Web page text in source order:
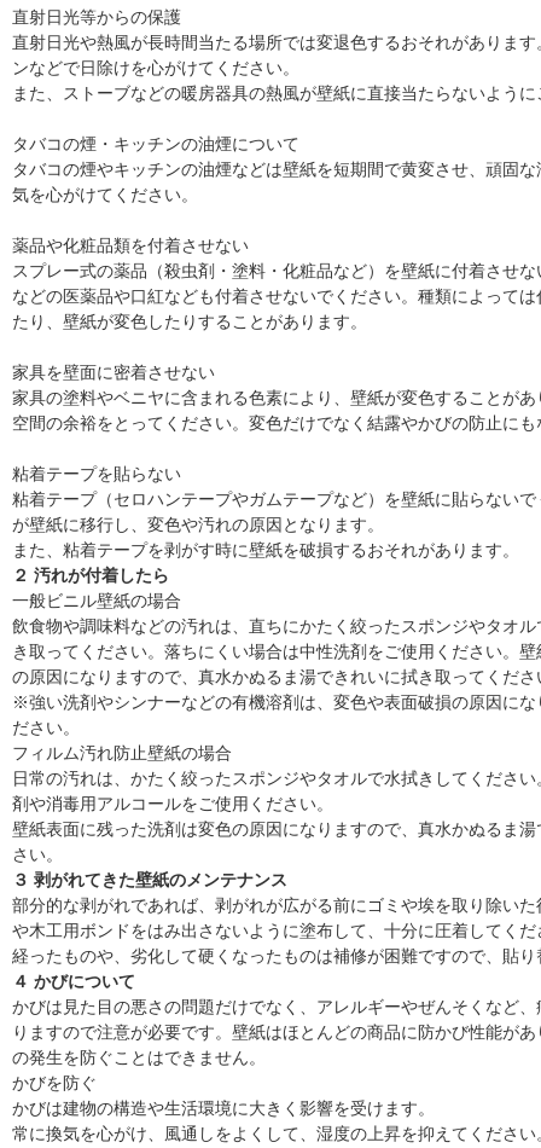
直射日光等からの保護
直射日光や熱風が長時間当たる場所では変退色するおそれがありま
ンなどで日除けを心がけてください。
また、ストーブなどの暖房器具の熱風が壁紙に直接当たらないよう
タバコの煙・キッチンの油煙について
タバコの煙やキッチンの油煙などは壁紙を短期間で黄変させ、頑固
気を心がけてください。
薬品や化粧品類を付着させない
スプレー式の薬品（殺虫剤・塗料・化粧品など）を壁紙に付着させ
などの医薬品や口紅なども付着させないでください。種類によって
たり、壁紙が変色したりすることがあります。
家具を壁面に密着させない
家具の塗料やベニヤに含まれる色素により、壁紙が変色することが
空間の余裕をとってください。変色だけでなく結露やかびの防止に
粘着テープを貼らない
粘着テープ（セロハンテープやガムテープなど）を壁紙に貼らない
が壁紙に移行し、変色や汚れの原因となります。
また、粘着テープを剥がす時に壁紙を破損するおそれがあります。
２ 汚れが付着したら
一般ビニル壁紙の場合
飲食物や調味料などの汚れは、直ちにかたく絞ったスポンジやタオ
き取ってください。落ちにくい場合は中性洗剤をご使用ください。
の原因になりますので、真水かぬるま湯できれいに拭き取ってくださ
※強い洗剤やシンナーなどの有機溶剤は、変色や表面破損の原因に
ださい。
フィルム汚れ防止壁紙の場合
日常の汚れは、かたく絞ったスポンジやタオルで水拭きしてくださ
剤や消毒用アルコールをご使用ください。
壁紙表面に残った洗剤は変色の原因になりますので、真水かぬるま
さい。
３ 剥がれてきた壁紙のメンテナンス
部分的な剥がれであれば、剥がれが広がる前にゴミや埃を取り除い
や木工用ボンドをはみ出さないように塗布して、十分に圧着してく
経ったものや、劣化して硬くなったものは補修が困難ですので、貼
４ かびについて
かびは見た目の悪さの問題だけでなく、アレルギーやぜんそくなど
りますので注意が必要です。壁紙はほとんどの商品に防かび性能が
の発生を防ぐことはできません。
かびを防ぐ
かびは建物の構造や生活環境に大きく影響を受けます。
常に換気を心がけ、風通しをよくして、湿度の上昇を抑えてください